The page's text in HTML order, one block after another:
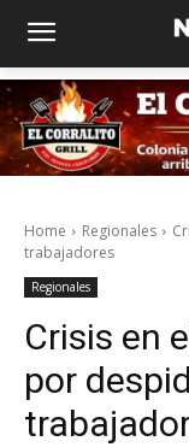
Home Regionales
trabajadores
Regionales
Crisis en
por